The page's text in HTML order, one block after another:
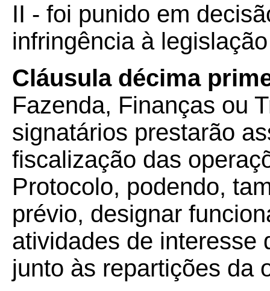
II - foi punido em
infringência à
Cláusula décima
Fazenda, Finanças ou
signatários prestarão
fiscalização das
Protocolo, podendo,
prévio, designar
atividades de interesse
junto às repartições da